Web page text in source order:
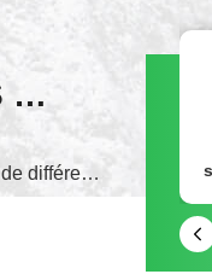
Vous pouvez nous contacter de différentes manières.
wechat
13823276027